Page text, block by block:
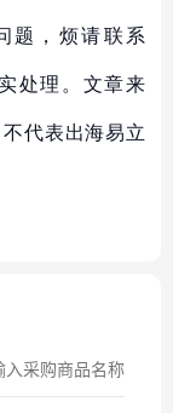
题，烦请联系
处理。文章来
代表出海易立